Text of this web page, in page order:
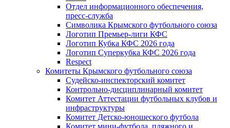
Отдел информационного обеспечения,
пресс-служба
Символика Крымского футбольного союза
Логотип Премьер-лиги КФС
Логотип Кубка КФС 2026 года
Логотип Суперкубка КФС 2026 года
Respect
Комитеты Крымского футбольного союза
Судейско-инспекторский комитет
Контрольно-дисциплинарный комитет
Комитет Аттестации футбольных клубов и
инфраструктуры
Комитет Детско-юношеского футбола
Комитет мини-футбола, пляжного и